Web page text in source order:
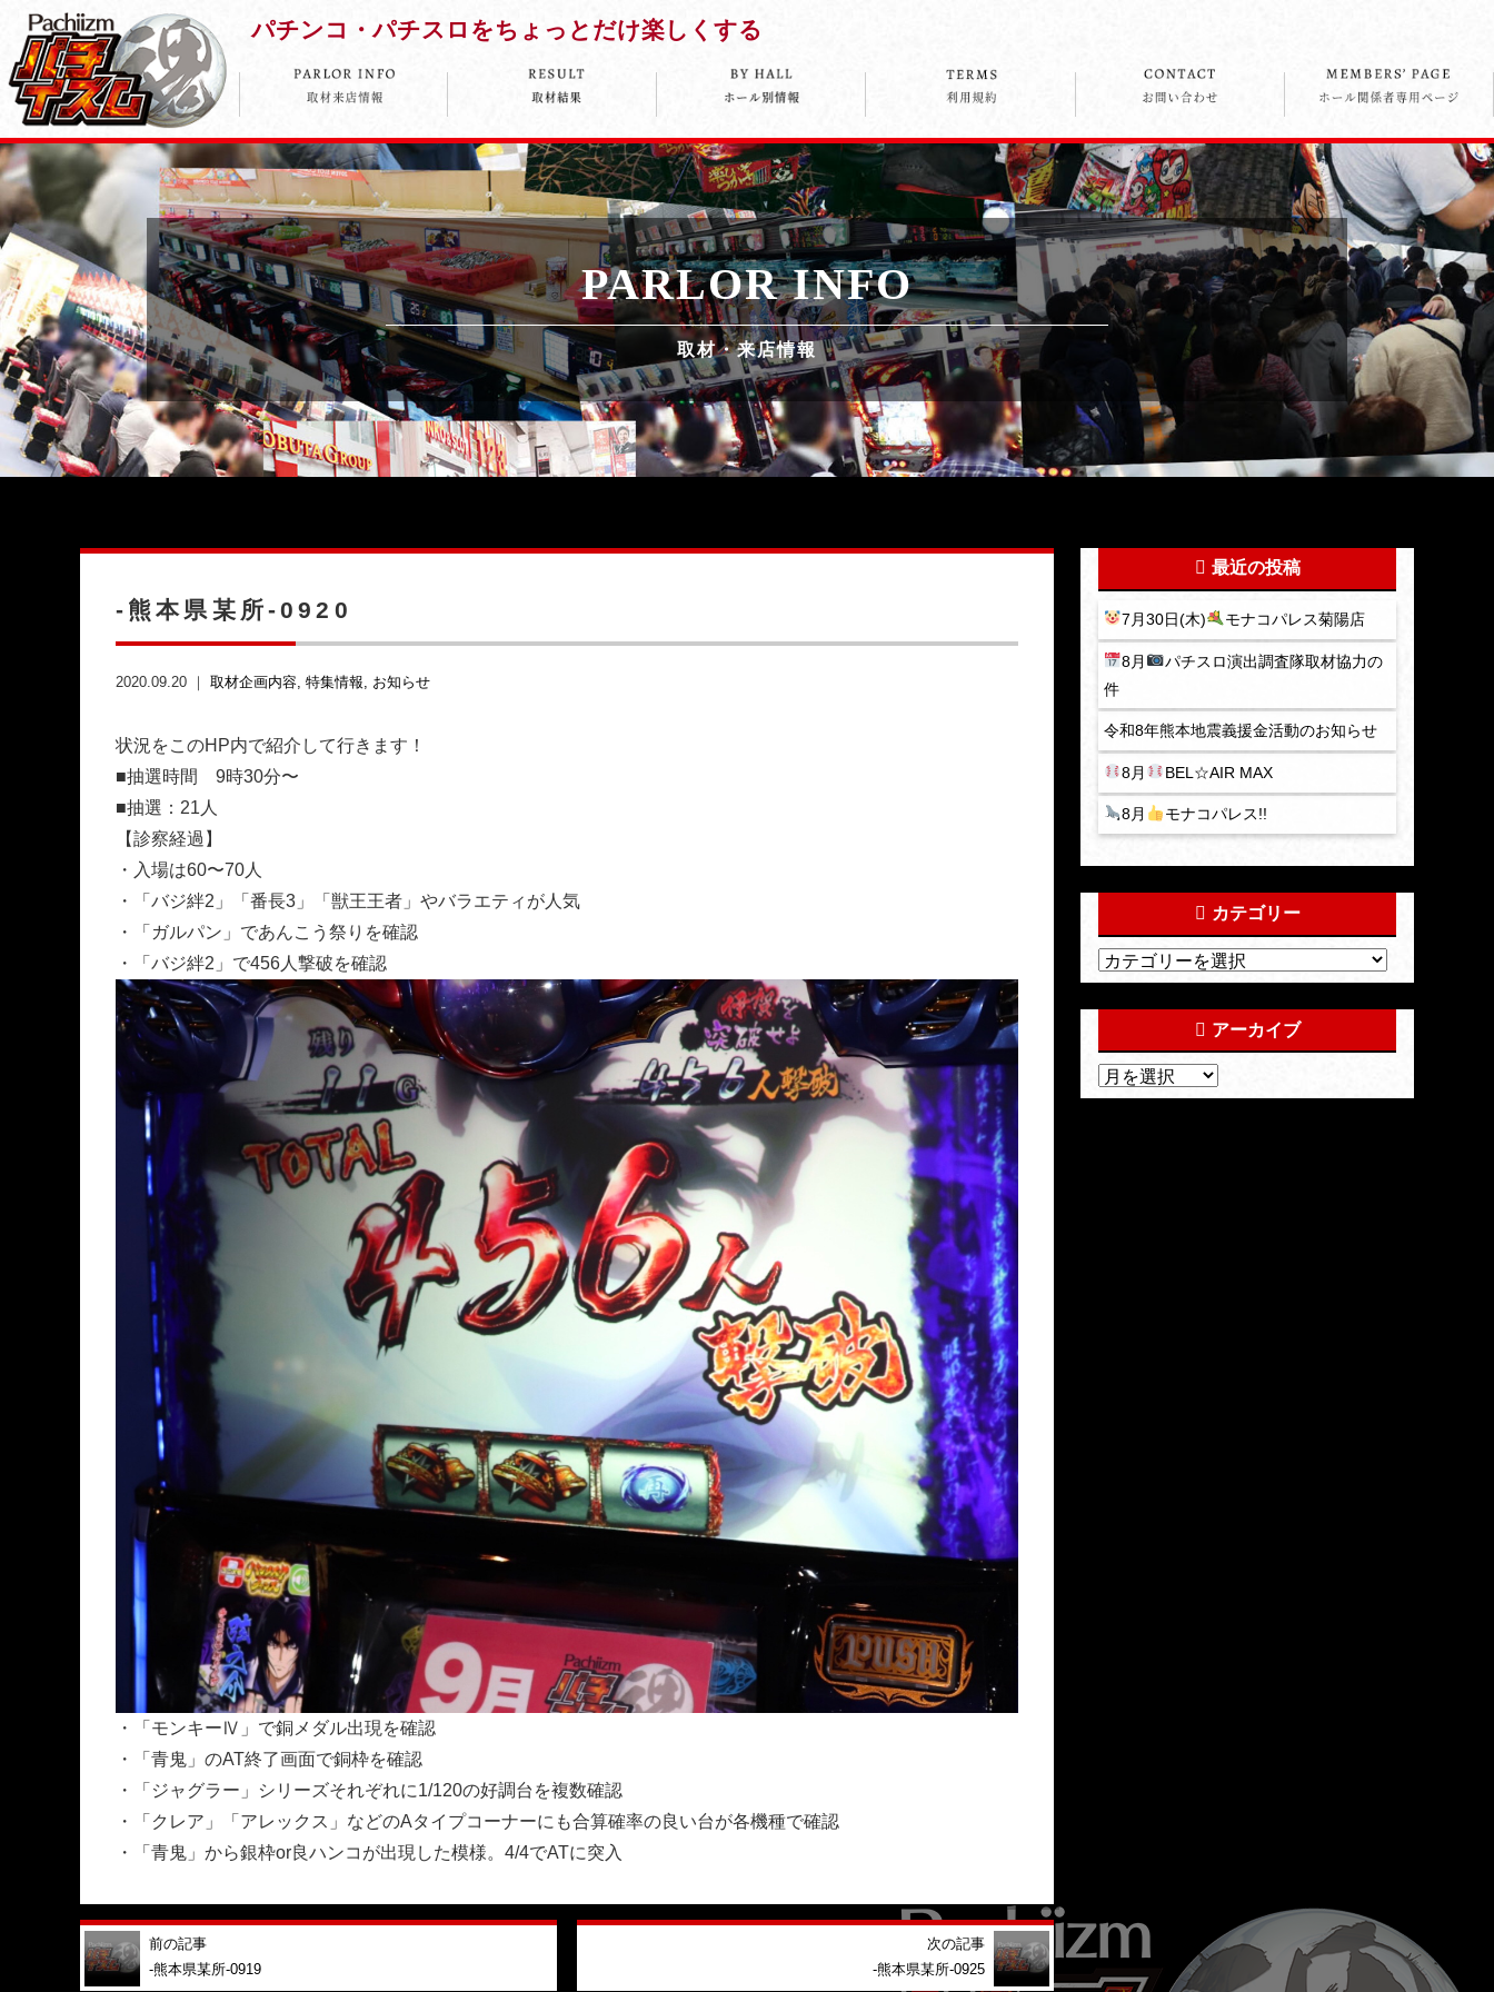
パチンコ・パチスロをちょっとだけ楽しくする
PARLOR INFO
取材・来店情報
-熊本県某所-0920
2020.09.20 ｜ 取材企画内容 特集情報 お知らせ
状況をこのHP内で紹介して行きます！
■抽選時間 9時30分〜
■抽選：21人
【診察経過】
・入場は60〜70人
・「バジ絆2」「番長3」「獣王王者」やバラエティが人気
・「ガルパン」であんこう祭りを確認
・「バジ絆2」で456人撃破を確認
・「モンキーⅣ」で銅メダル出現を確認
・「青鬼」のAT終了画面で銅枠を確認
・「ジャグラー」シリーズそれぞれに1/120の好調台を複数確認
・「クレア」「アレックス」などのAタイプコーナーにも合算確率の良い台が各機種で確認
・「青鬼」から銀枠or良ハンコが出現した模様。4/4でATに突入
前の記事
-熊本県某所-0919
次の記事
-熊本県某所-0925
最近の投稿
7月30日(木) モナコパレス菊陽店
8月
パチスロ演出調査隊取材協力の
件
令和8年熊本地震義援金活動のお知らせ
8月 BEL☆AIR MAX
8月 モナコパレス!!
カテゴリー
アーカイブ